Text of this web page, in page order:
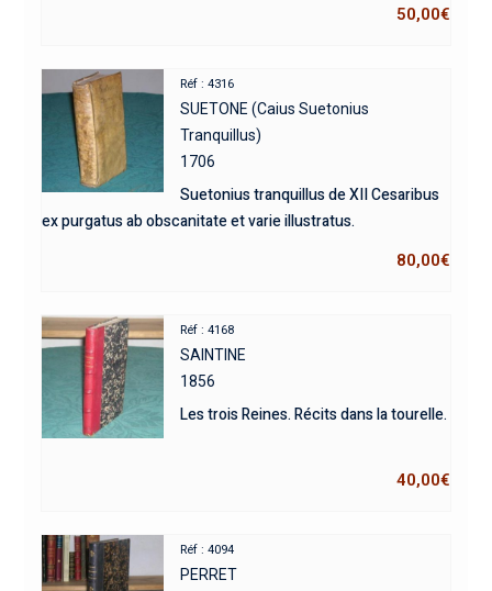
50,00€
Réf : 4316
SUETONE (Caius Suetonius
Tranquillus)
1706
Suetonius tranquillus de XII Cesaribus
ex purgatus ab obscanitate et varie illustratus.
80,00€
Réf : 4168
SAINTINE
1856
Les trois Reines. Récits dans la tourelle.
40,00€
Réf : 4094
PERRET